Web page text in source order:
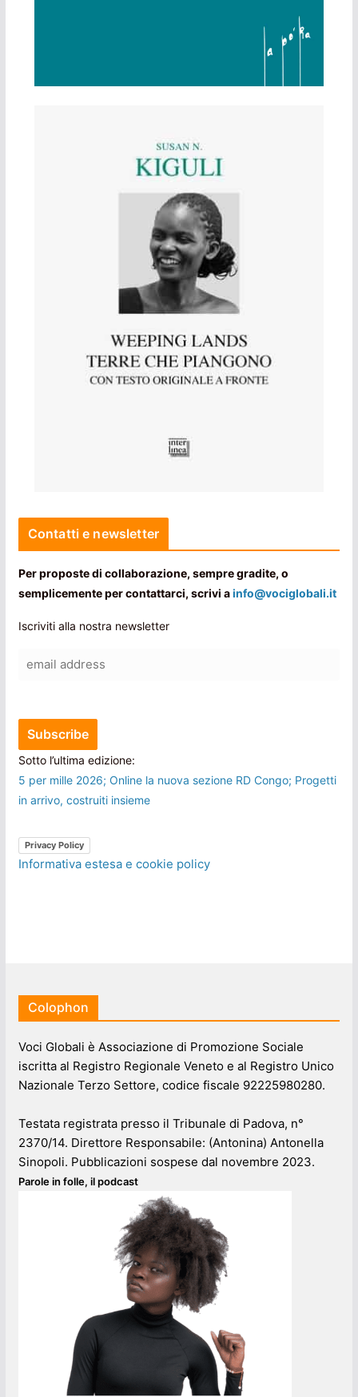
Contatti e newsletter
Per proposte di collaborazione, sempre gradite, o
semplicemente per contattarci, scrivi ainfo@vociglobali.it
Iscriviti alla nostra newsletter
Sotto l’ultima edizione:
5 per mille 2026; Online la nuova sezione RD Congo; Progetti
in arrivo, costruiti insieme
Privacy Policy
Informativa estesa e cookie policy
Colophon
Voci Globali è Associazione di Promozione Sociale
iscritta al Registro Regionale Veneto e al Registro Unico
Nazionale Terzo Settore, codice fiscale 92225980280.
Testata registrata presso il Tribunale di Padova, n°
2370/14. Direttore Responsabile: (Antonina) Antonella
Sinopoli. Pubblicazioni sospese dal novembre 2023.
Parole in folle, il podcast